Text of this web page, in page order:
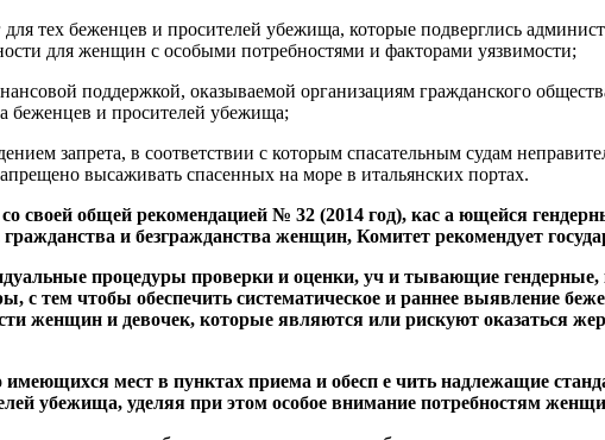
для тех беженцев и просителей убежища, которые подверглись
для женщин с особыми потребностями и факторами уязвимости;
поддержкой, оказываемой организациям гражданского
беженцев и просителей убежища;
запрета, в соответствии с которым спасательным судам
высаживать спасенных на море в итальянских портах.
своей общей рекомендацией № 32 (2014 год), кас а ющейся
и безгражданства женщин, Комитет рекомендует
процедуры проверки и оценки, уч и тывающие гендерные,
с тем чтобы обеспечить систематическое и раннее выявление
женщин и девочек, которые являются или рискуют оказаться
имеющихся мест в пунктах приема и обесп е чить надлежащие
убежища, уделяя при этом особое внимание потребностям